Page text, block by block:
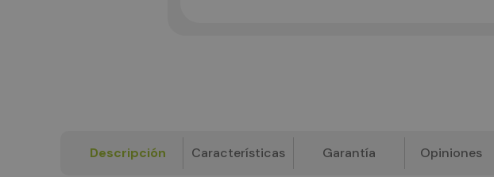
Descripción Características Garantía Opiniones